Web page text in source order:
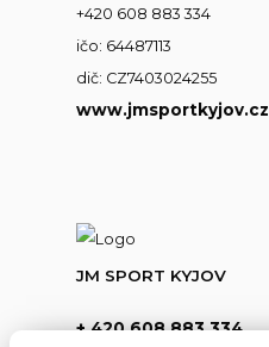
+420 608 883 334
ičo: 64487113
dič: CZ7403024255
www.jmsportkyjov.cz
JM SPORT KYJOV
+ 420 608 883 334